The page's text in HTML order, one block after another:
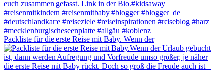
Packliste für die erste Reise mit Baby. Wenn der